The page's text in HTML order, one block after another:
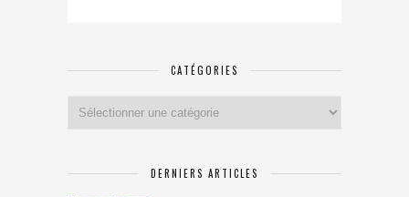
CATÉGORIES
DERNIERS ARTICLES